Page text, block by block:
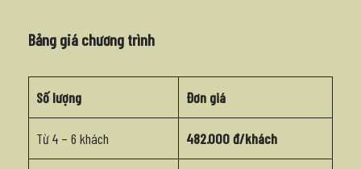
Bảng giá chương trình
Số lượng Đơn giá
Từ 4 – 6 khách 482.000 đ/khách